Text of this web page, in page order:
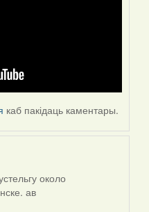
каб пакідаць каментары.
около
ав